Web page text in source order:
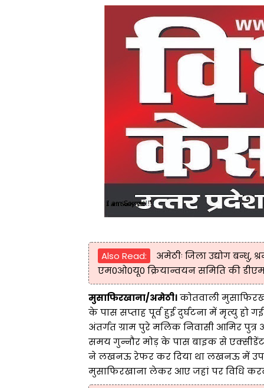
Also Read:
अमेठीः जिला उद्योग बन्धु,
एम0ओ0यू0 क्रियान्वयन समिति की
मुसाफिरखाना/अमेठी।कोतवाली
के पास सप्ताह पूर्व हुई दुर्घटना में मृत्यु हो
अंतर्गत ग्राम पुरे मलिक निवासी आमिर पुत्र
समय गुन्नौर मोड़ के पास बाइक से एक्सीडेंट
ने लखनऊ रेफर कर दिया था लखनऊ में
मुसाफिरखाना लेकर आए जहां पर विधि